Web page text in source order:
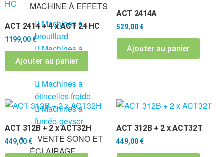
MACHINE À EFFETS
Machines à
brouillard
Machines à
confetti
Machines à
étincelles froide
Machines à
fumée-geyser
VENTE SONO ET
ÉCLAIRAGE
ACT 2414 + 4 x ACT 24 HC
1199,00 €
Ajouter au panier
ACT 2414A
529,00 €
Ajouter au panier
ACT 312B + 2 x ACT32H
449,00 €
ACT 312B + 2 x ACT32T
449,00 €